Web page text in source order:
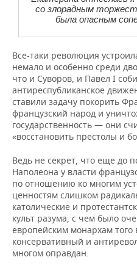
со злорадным
была опасным
Все-таки революция
немало и особенно среди
что и Суворов, и Павел I
антиреспубликанское
ставили задачу покорить
французский народ и
государственность — они
«восстановить престолы и
Ведь не секрет, что еще до
Наполеона у власти
по отношению ко многим
ценностям слишком
католические и
культ разума, с чем было
европейским монархам того
консервативный и
многом оправдан.